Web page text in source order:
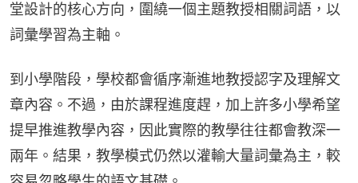
堂設計的核心方向，圍繞一個主題教授相關詞語，以
詞彙學習為主軸。
到小學階段，學校都會循序漸進地教授認字及理解文
章內容。不過，由於課程進度趕，加上許多小學希望
提早推進教學內容，因此實際的教學往往都會教深一
兩年。結果，教學模式仍然以灌輸大量詞彙為主，較